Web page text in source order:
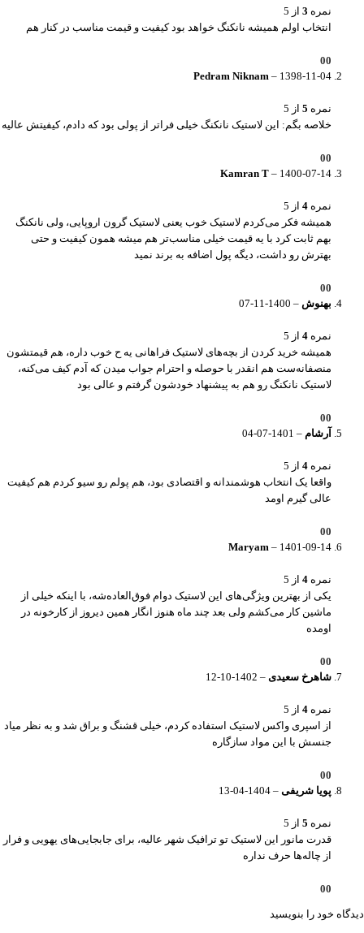
نمره 3 از 5
انتخاب اولم همیشه نانکنگ خواهد بود کیفیت و قیمت مناسب در کنار هم
0
0
Pedram Niknam – 1398-11-04
نمره 5 از 5
خلاصه بگم: این لاستیک نانکنگ خیلی فراتر از پولی بود که دادم، کیفیتش عالیه
0
0
Kamran T – 1400-07-14
نمره 4 از 5
همیشه فکر می‌کردم لاستیک خوب یعنی لاستیک گرون اروپایی، ولی نانکنگ
بهم ثابت کرد با یه قیمت خیلی مناسب‌تر هم میشه همون کیفیت و حتی
بهترش رو داشت، دیگه پول اضافه به برند نمید
0
0
بهنوش –
1400-11-07
نمره 4 از 5
همیشه خرید کردن از بچه‌های لاستیک فراهانی یه ح خوب داره، هم قیمتشون
منصفانه‌ست هم انقدر با حوصله و احترام جواب میدن که آدم کیف می‌کنه،
لاستیک نانکنگ رو هم به پیشنهاد خودشون گرفتم و عالی بود
0
0
آرشام –
1401-07-04
نمره 4 از 5
واقعا یک انتخاب هوشمندانه و اقتصادی بود، هم پولم رو سیو کردم هم کیفیت
عالی گیرم اومد
0
0
Maryam – 1401-09-14
نمره 4 از 5
یکی از بهترین ویژگی‌های این لاستیک دوام فوق‌العاده‌شه، با اینکه خیلی از
ماشین کار می‌کشم ولی بعد چند ماه هنوز انگار همین دیروز از کارخونه در
اومده
0
0
شاهرخ سعیدی –
1402-10-12
نمره 4 از 5
از اسپری واکس لاستیک استفاده کردم، خیلی قشنگ و براق شد و به نظر میاد
جنسش با این مواد سازگاره
0
0
پویا شریفی –
1404-04-13
نمره 5 از 5
قدرت مانور این لاستیک تو ترافیک شهر عالیه، برای جابجایی‌های یهویی و فرار
از چاله‌ها حرف نداره
0
0
دیدگاه خود را بنویسید